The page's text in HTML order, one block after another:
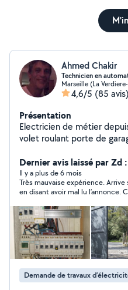
Ahmed Chakir
Technicien en
Marseille (La
4,6/5 (85 avis)
Présentation
Electricien de métier
volet roulant porte de
bien d'autre chose En
disponible vos travaux
Dernier avis laissé par Zd
Il y a plus de 6 mois
Très mauvaise expérience.
en disant avoir mal lu l’annonce.
proposer une rénovation
incohérent : prise fixée avec de
goulotte, et chantier laissé en
Attitude lourde et peu
Demande de travaux